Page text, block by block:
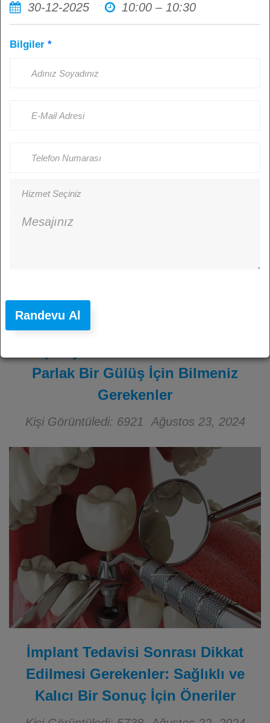
İmplant Tedavisi Sonrası Ağız
Hijyenine Dikkat Etmemenin
Sonuçları: Sağlıklı İmplantlar İçin
Kişi Görüntüledi: 4520
Parlak Bir Gülüş İçin Bilmeniz
Gerekenler
Kişi Görüntüledi: 6921 Ağustos 23, 2024
İmplant Tedavisi Sonrası Dikkat
Edilmesi Gerekenler: Sağlıklı ve
Kalıcı Bir Sonuç İçin Öneriler
30-12-2025 10:00 – 10:30
Bilgiler *
Randevu Al